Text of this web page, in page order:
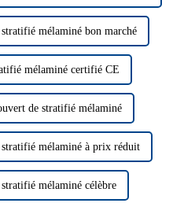
mélaminé bon marché
mélaminé certifié CE
de stratifié mélaminé
stratifié mélaminé à prix réduit
mélaminé célèbre